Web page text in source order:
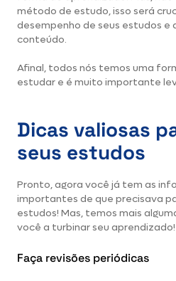
método de estudo, isso será
desempenho de seus estudos e
conteúdo.
Afinal, todos nós temos uma
estudar e é muito importante
Dicas valiosas
seus estudos
Pronto, agora você já tem as
importantes de que precisava
estudos! Mas, temos mais
você a turbinar seu aprendizado!
Faça revisões periódicas